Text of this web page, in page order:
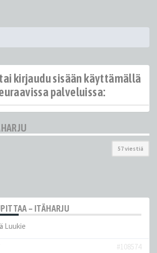
kirjaudu sisään käyttämällä
palveluissa:
57 viestiä
– ITÄHARJU
Luukie
#108574